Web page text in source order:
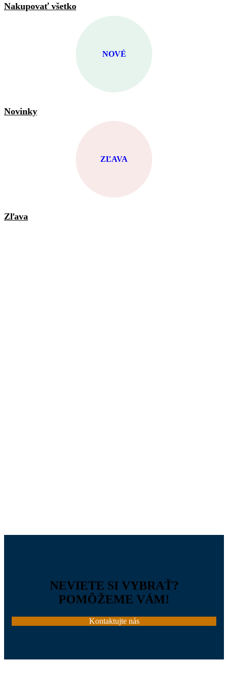
Nakupovať všetko
NOVÉ
Novinky
ZĽAVA
Zľava
NEVIETE SI VYBRAŤ?
POMÔŽEME VÁM!
Kontaktujte nás